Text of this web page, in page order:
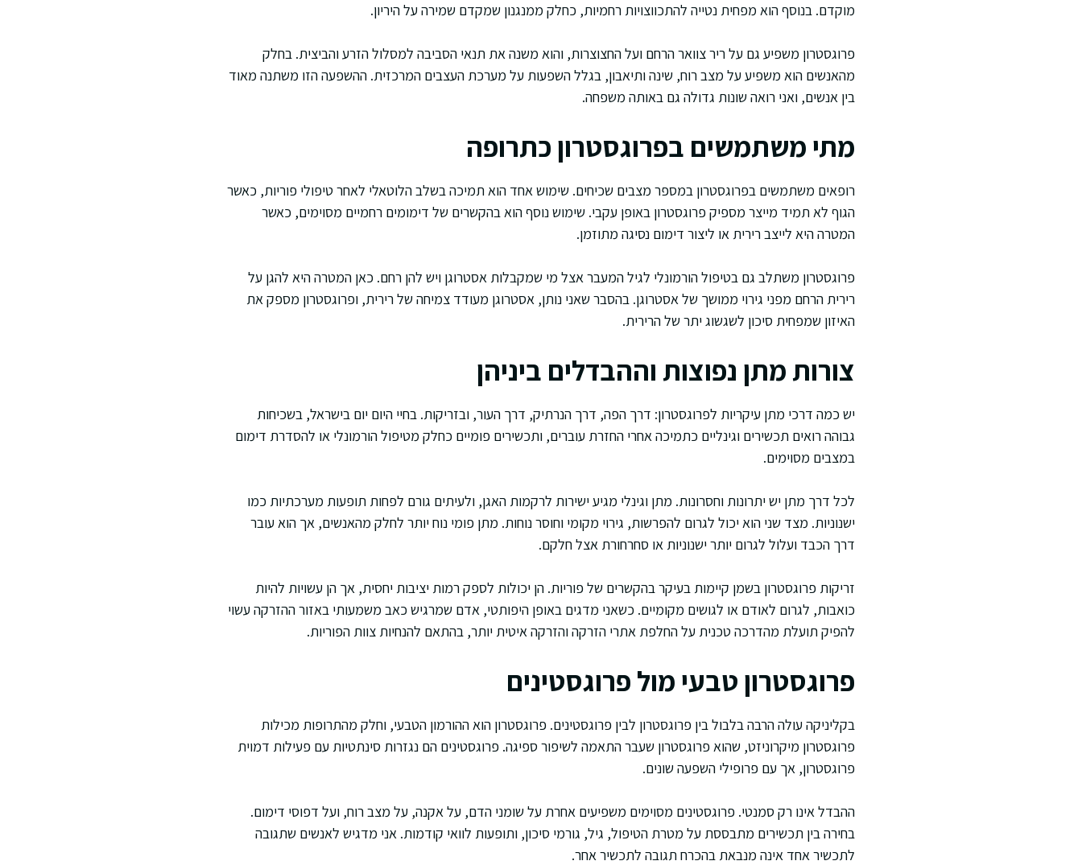
מוקדם. בנוסף הוא מפחית נטייה להתכווצויות רחמיות, כחלק ממנגנון שמקדם שמירה על היריון.
פרוגסטרון משפיע גם על ריר צוואר הרחם ועל החצוצרות, והוא משנה את תנאי הסביבה למסלול הזרע והביצית. בחלק
מהאנשים הוא משפיע על מצב רוח, שינה ותיאבון, בגלל השפעות על מערכת העצבים המרכזית. ההשפעה הזו משתנה מאוד
בין אנשים, ואני רואה שונות גדולה גם באותה משפחה.
מתי משתמשים בפרוגסטרון כתרופה
רופאים משתמשים בפרוגסטרון במספר מצבים שכיחים. שימוש אחד הוא תמיכה בשלב הלוטאלי לאחר טיפולי פוריות, כאשר
הגוף לא תמיד מייצר מספיק פרוגסטרון באופן עקבי. שימוש נוסף הוא בהקשרים של דימומים רחמיים מסוימים, כאשר
המטרה היא לייצב רירית או ליצור דימום נסיגה מתוזמן.
פרוגסטרון משתלב גם בטיפול הורמונלי לגיל המעבר אצל מי שמקבלות אסטרוגן ויש להן רחם. כאן המטרה היא להגן על
רירית הרחם מפני גירוי ממושך של אסטרוגן. בהסבר שאני נותן, אסטרוגן מעודד צמיחה של רירית, ופרוגסטרון מספק את
האיזון שמפחית סיכון לשגשוג יתר של הרירית.
צורות מתן נפוצות וההבדלים ביניהן
יש כמה דרכי מתן עיקריות לפרוגסטרון: דרך הפה, דרך הנרתיק, דרך העור, ובזריקות. בחיי היום יום בישראל, בשכיחות
גבוהה רואים תכשירים וגינליים כתמיכה אחרי החזרת עוברים, ותכשירים פומיים כחלק מטיפול הורמונלי או להסדרת דימום
במצבים מסוימים.
לכל דרך מתן יש יתרונות וחסרונות. מתן וגינלי מגיע ישירות לרקמות האגן, ולעיתים גורם לפחות תופעות מערכתיות כמו
ישנוניות. מצד שני הוא יכול לגרום להפרשות, גירוי מקומי וחוסר נוחות. מתן פומי נוח יותר לחלק מהאנשים, אך הוא עובר
דרך הכבד ועלול לגרום יותר ישנוניות או סחרחורת אצל חלקם.
זריקות פרוגסטרון בשמן קיימות בעיקר בהקשרים של פוריות. הן יכולות לספק רמות יציבות יחסית, אך הן עשויות להיות
כואבות, לגרום לאודם או לגושים מקומיים. כשאני מדגים באופן היפותטי, אדם שמרגיש כאב משמעותי באזור ההזרקה עשוי
להפיק תועלת מהדרכה טכנית על החלפת אתרי הזרקה והזרקה איטית יותר, בהתאם להנחיות צוות הפוריות.
פרוגסטרון טבעי מול פרוגסטינים
בקליניקה עולה הרבה בלבול בין פרוגסטרון לבין פרוגסטינים. פרוגסטרון הוא ההורמון הטבעי, וחלק מהתרופות מכילות
פרוגסטרון מיקרוניזט, שהוא פרוגסטרון שעבר התאמה לשיפור ספיגה. פרוגסטינים הם נגזרות סינתטיות עם פעילות דמוית
פרוגסטרון, אך עם פרופילי השפעה שונים.
ההבדל אינו רק סמנטי. פרוגסטינים מסוימים משפיעים אחרת על שומני הדם, על אקנה, על מצב רוח, ועל דפוסי דימום.
בחירה בין תכשירים מתבססת על מטרת הטיפול, גיל, גורמי סיכון, ותופעות לוואי קודמות. אני מדגיש לאנשים שתגובה
לתכשיר אחד אינה מנבאת בהכרח תגובה לתכשיר אחר.